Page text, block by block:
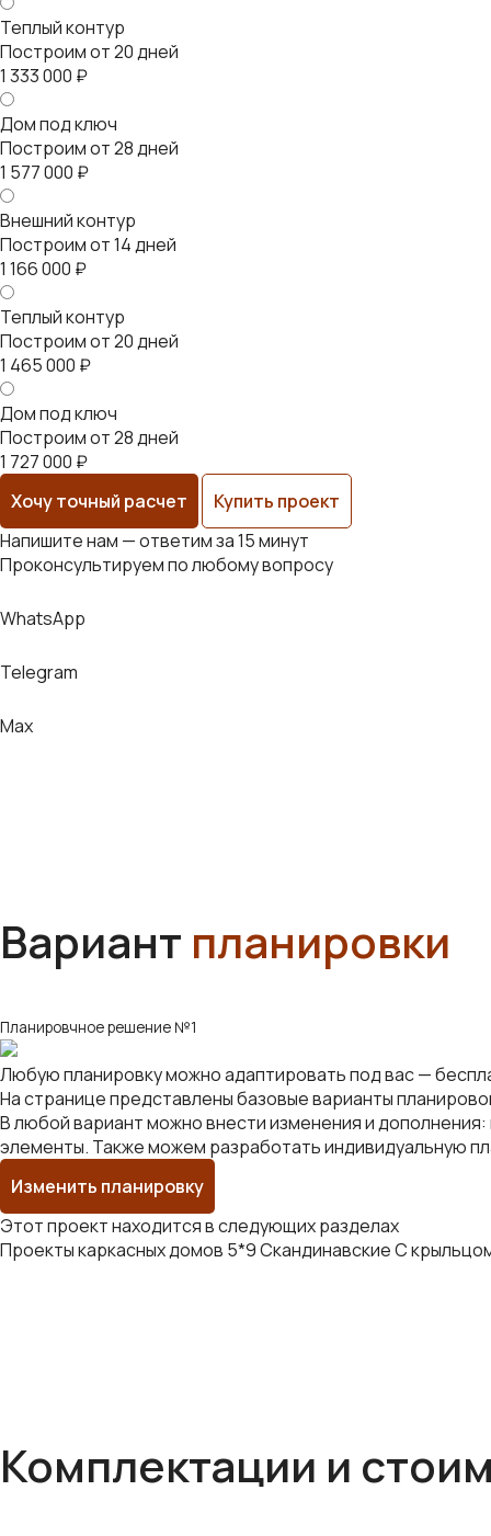
Теплый контур
Построим от 20 дней
1 333 000 ₽
Дом под ключ
Построим от 28 дней
1 577 000 ₽
Внешний контур
Построим от 14 дней
1 166 000 ₽
Теплый контур
Построим от 20 дней
1 465 000 ₽
Дом под ключ
Построим от 28 дней
1 727 000 ₽
Хочу точный расчет
Купить проект
Напишите нам — ответим за 15 минут
Проконсультируем по любому вопросу
WhatsApp
Telegram
Max
Вариант планировки
Планировчное решение №1
Любую планировку можно адаптировать под вас —
На странице представлены базовые варианты
В любой вариант можно внести изменения и
элементы. Также можем разработать индивидуальную
Изменить планировку
Этот проект находится в следующих разделах
Проекты каркасных домов 5*9СкандинавскиеС
Комплектации и